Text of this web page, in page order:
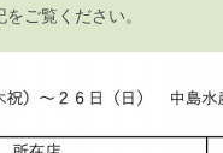
ご覧ください。